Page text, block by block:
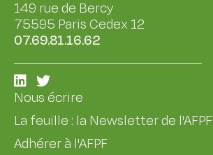
149 rue de Bercy
75595 Paris Cedex 12
07.69.81.16.62
Nous écrire
La feuille : la Newsletter de l'AFPF
Adhérer à l'AFPF